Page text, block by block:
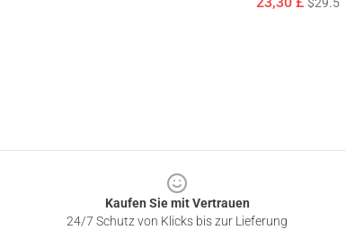
Kaufen Sie mit Vertrauen
24/7 Schutz von Klicks bis zur Lieferung